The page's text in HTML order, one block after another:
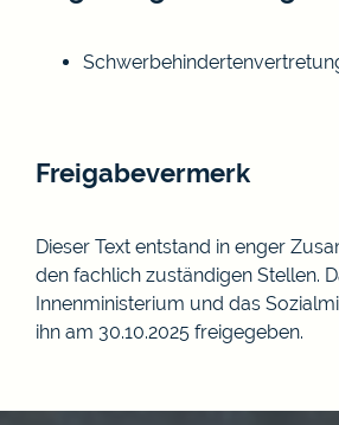
Freigabevermerk
Dieser Text entstand in enger
den fachlich zuständigen Stellen.
Innenministerium und das
ihn am 30.10.2025 freigegeben.